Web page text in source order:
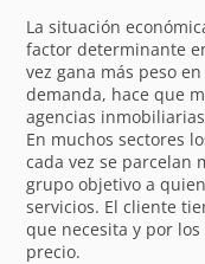
La situación
factor determinante
vez gana más peso
demanda, hace que
agencias
En muchos sectores
cada vez se parcelan
grupo objetivo a
servicios. El cliente
que necesita y por
precio.